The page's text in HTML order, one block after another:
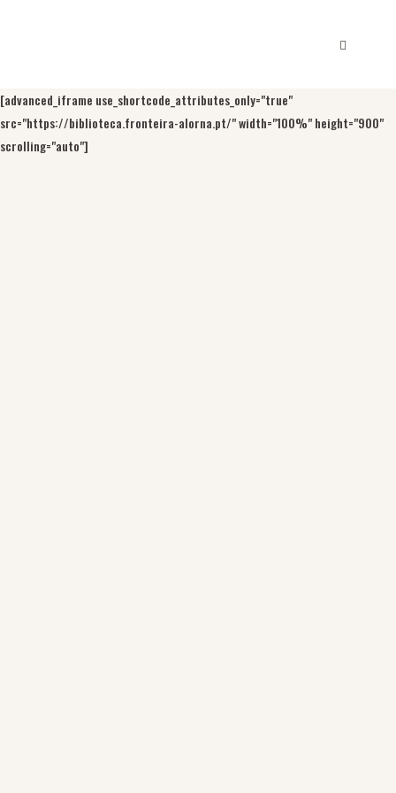
[advanced_iframe use_shortcode_attributes_only="true"
src="https://biblioteca.fronteira-alorna.pt/" width="100%" height="900"
scrolling="auto"]